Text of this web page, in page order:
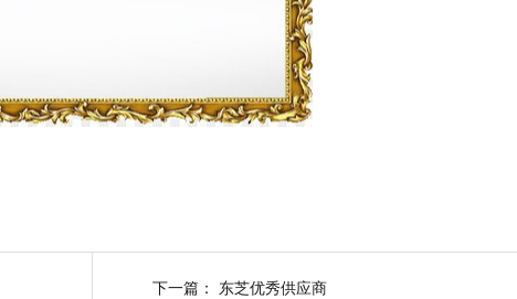
下一篇： 东芝优秀供应商